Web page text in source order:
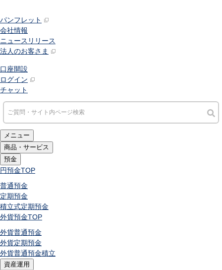
パンフレット
会社情報
ニュースリリース
法人のお客さま
口座開設
ログイン
チャット
メニュー
商品・サービス
預金
円預金TOP
普通預金
定期預金
積立式定期預金
外貨預金TOP
外貨普通預金
外貨定期預金
外貨普通預金積立
資産運用